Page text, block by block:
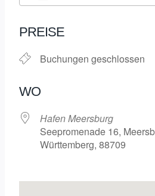
PREISE
Buchungen geschlossen
WO
Hafen Meersburg
Seepromenade 16,
Württemberg, 88709